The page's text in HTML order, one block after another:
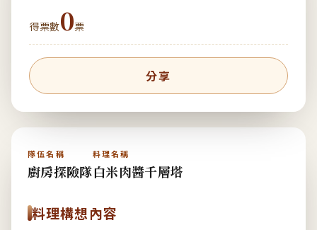
得票數0票
分享
隊伍名稱
廚房探險隊
料理名稱
白米肉醬千層塔
料理構想內容